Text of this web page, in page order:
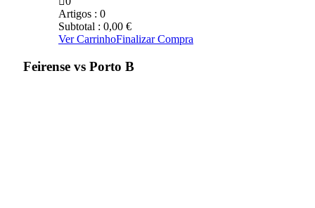
Artigos : 0
Subtotal : 0,00 €
Ver CarrinhoFinalizar Compra
Feirense vs Porto B